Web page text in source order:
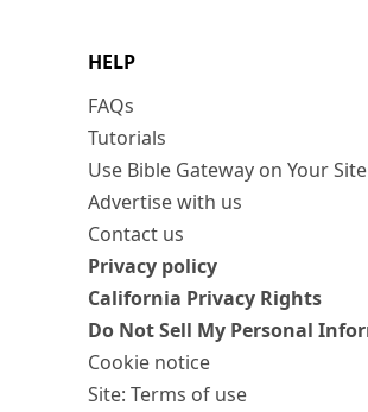
HELP
FAQs
Tutorials
Use Bible Gateway on Your Site
Advertise with us
Contact us
Privacy policy
California Privacy Rights
Do Not Sell My Personal
Cookie notice
Site: Terms of use